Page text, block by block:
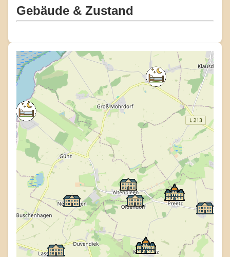
Gebäude & Zustand